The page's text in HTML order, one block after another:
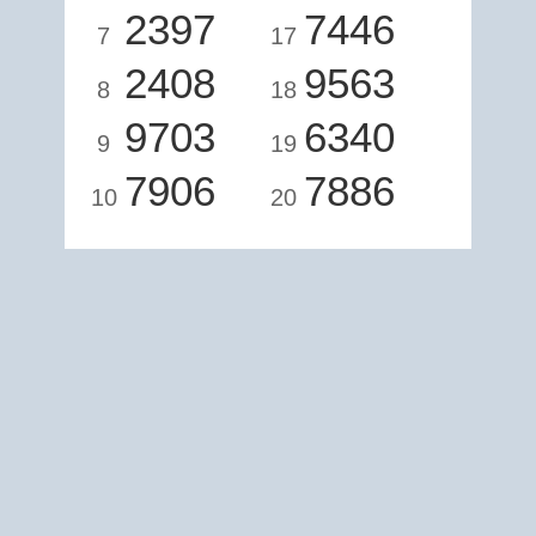
7 2397
8 2408
9 9703
10 7906
17 7446
18 9563
19 6340
20 7886